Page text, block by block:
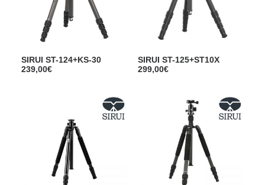
SIRUI ST-124+KS-30
239,00€
SIRUI ST-125+ST10X
299,00€